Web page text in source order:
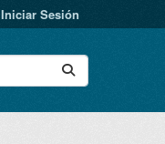
Iniciar Sesión